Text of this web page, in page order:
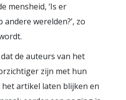
mensheid, ‘Is er
werelden?’, zo
de auteurs van het
zijn met hun
het artikel laten blijken en